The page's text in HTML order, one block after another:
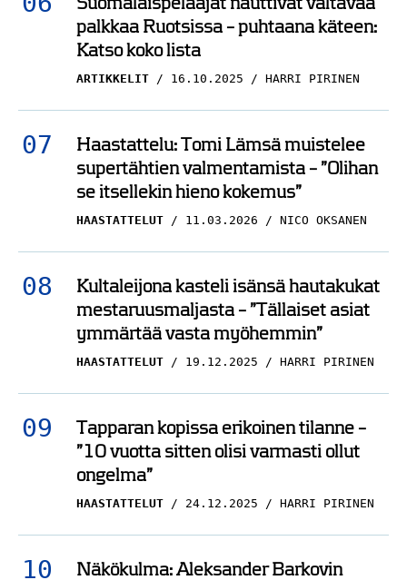
palkkaa Ruotsissa – puhtaana käteen:
Katso koko lista
ARTIKKELIT 16.10.2025 HARRI PIRINEN
Haastattelu: Tomi Lämsä muistelee
supertähtien valmentamista – ”Olihan
se itsellekin hieno kokemus”
HAASTATTELUT 11.03.2026 NICO OKSANEN
Kultaleijona kasteli isänsä hautakukat
mestaruusmaljasta – ”Tällaiset asiat
ymmärtää vasta myöhemmin”
HAASTATTELUT 19.12.2025 HARRI PIRINEN
Tapparan kopissa erikoinen tilanne –
”10 vuotta sitten olisi varmasti ollut
ongelma”
HAASTATTELUT 24.12.2025 HARRI PIRINEN
Näkökulma: Aleksander Barkovin